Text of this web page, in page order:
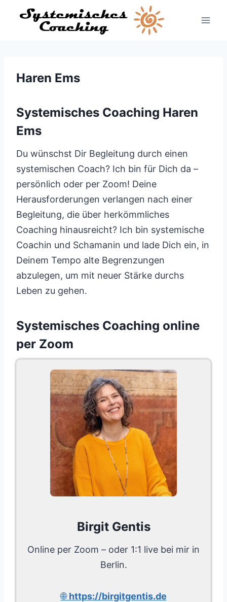
Inhalt
Haren Ems
Systemisches Coaching Haren
Ems
Du wünschst Dir Begleitung durch einen
systemischen Coach? Ich bin für Dich da –
persönlich oder per Zoom! Deine
Herausforderungen verlangen nach einer
Begleitung, die über herkömmliches
Coaching hinausreicht? Ich bin systemische
Coachin und Schamanin und lade Dich ein, in
Deinem Tempo alte Begrenzungen
abzulegen, um mit neuer Stärke durchs
Leben zu gehen.
Systemisches Coaching online
per Zoom
Birgit Gentis
Online per Zoom – oder 1:1 live bei mir in
Berlin.
🌐https://birgitgentis.de